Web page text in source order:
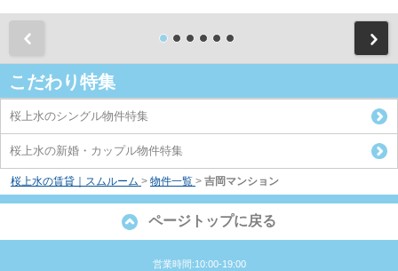
こだわり特集
桜上水のシングル物件特集
桜上水の新婚・カップル物件特集
桜上水の賃貸｜スムルーム > 物件一覧 > 吉岡マンション
ページトップに戻る
営業時間:10:00-19:00